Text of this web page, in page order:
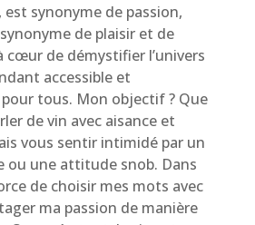
est synonyme de passion,
de plaisir et de
cœur de démystifier l’univers
accessible et
tous. Mon objectif ? Que
de vin avec aisance et
vous sentir intimidé par un
ou une attitude snob. Dans
de choisir mes mots avec
ma passion de manière